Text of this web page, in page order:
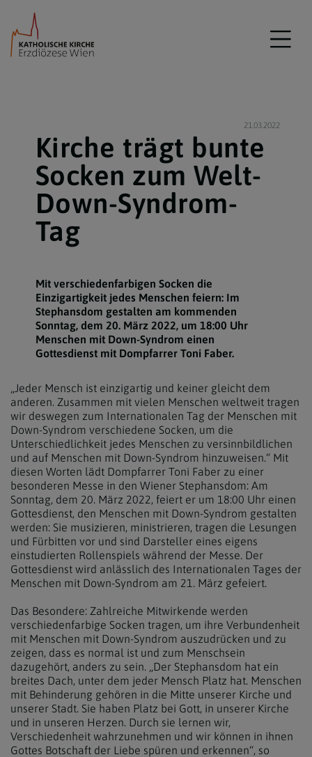
21.03.2022
Kirche trägt bunte
Socken zum Welt-
Down-Syndrom-
Tag
Mit verschiedenfarbigen Socken die
Einzigartigkeit jedes Menschen feiern: Im
Stephansdom gestalten am kommenden
Sonntag, dem 20. März 2022, um 18:00 Uhr
Menschen mit Down-Syndrom einen
Gottesdienst mit Dompfarrer Toni Faber.
„Jeder Mensch ist einzigartig und keiner gleicht dem
anderen. Zusammen mit vielen Menschen weltweit tragen
wir deswegen zum Internationalen Tag der Menschen mit
Down-Syndrom verschiedene Socken, um die
Unterschiedlichkeit jedes Menschen zu versinnbildlichen
und auf Menschen mit Down-Syndrom hinzuweisen.“ Mit
diesen Worten lädt Dompfarrer Toni Faber zu einer
besonderen Messe in den Wiener Stephansdom: Am
Sonntag, dem 20. März 2022, feiert er um 18:00 Uhr einen
Gottesdienst, den Menschen mit Down-Syndrom gestalten
werden: Sie musizieren, ministrieren, tragen die Lesungen
und Fürbitten vor und sind Darsteller eines eigens
einstudierten Rollenspiels während der Messe. Der
Gottesdienst wird anlässlich des Internationalen Tages der
Menschen mit Down-Syndrom am 21. März gefeiert.
Das Besondere: Zahlreiche Mitwirkende werden
verschiedenfarbige Socken tragen, um ihre Verbundenheit
mit Menschen mit Down-Syndrom auszudrücken und zu
zeigen, dass es normal ist und zum Menschsein
dazugehört, anders zu sein. „Der Stephansdom hat ein
breites Dach, unter dem jeder Mensch Platz hat. Menschen
mit Behinderung gehören in die Mitte unserer Kirche und
unserer Stadt. Sie haben Platz bei Gott, in unserer Kirche
und in unseren Herzen. Durch sie lernen wir,
Verschiedenheit wahrzunehmen und wir können in ihnen
Gottes Botschaft der Liebe spüren und erkennen“, so